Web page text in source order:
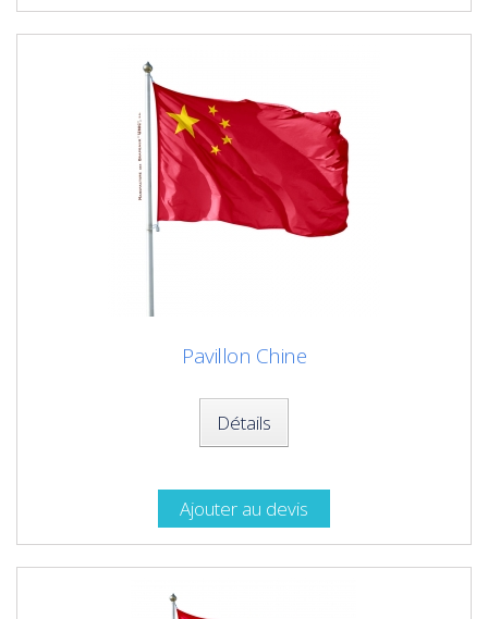
Pavillon Chine
Détails
Ajouter au devis